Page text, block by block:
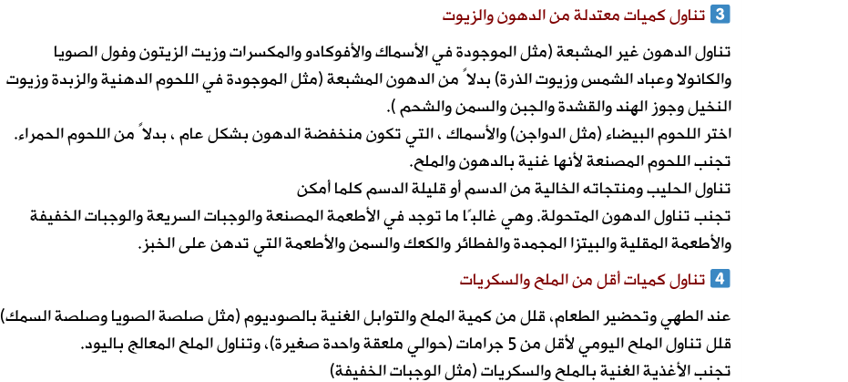
تناول كميات معتدلة من الدهون والزيوت
تناول الدهون غير المشبعة (مثل الموجودة في الأسماك والأفوكادو والمكسرات وزيت الزيتون وفول الصويا
والكانولا وعباد الشمس وزيوت الذرة) بدلاً من الدهون المشبعة (مثل الموجودة في اللحوم الدهنية والزبدة وزيوت
النخيل وجوز الهند والقشدة والجبن والسمن والشحم ).
اختر اللحوم البيضاء (مثل الدواجن) والأسماك ، التي تكون منخفضة الدهون بشكل عام ، بدلاً من اللحوم الحمراء.
تجنب اللحوم المصنعة لأنها غنية بالدهون والملح.
تناول الحليب ومنتجاته الخالية من الدسم أو قليلة الدسم كلما أمكن
تجنب تناول الدهون المتحولة. وهي غالبًا ما توجد في الأطعمة المصنعة والوجبات السريعة والوجبات الخفيفة
والأطعمة المقلية والبيتزا المجمدة والفطائر والكعك والسمن والأطعمة التي تدهن على الخبز.
تناول كميات أقل من الملح والسكريات
عند الطهي وتحضير الطعام، قلل من كمية الملح والتوابل الغنية بالصوديوم (مثل صلصة الصويا وصلصة السمك)
قلل تناول الملح اليومي لأقل من 5 جرامات (حوالي ملعقة واحدة صغيرة)، وتناول الملح المعالج باليود.
تجنب الأغذية الغنية بالملح والسكريات (مثل الوجبات الخفيفة)